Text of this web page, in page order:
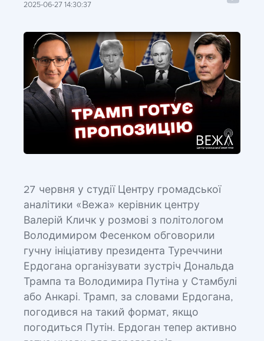
2025-06-27 14:30:37
27 червня у студії Центру громадської
аналітики «Вежа» керівник центру
Валерій Кличк у розмові з політологом
Володимиром Фесенком обговорили
гучну ініціативу президента Туреччини
Ердогана організувати зустріч Дональда
Трампа та Володимира Путіна у Стамбулі
або Анкарі. Трамп, за словами Ердогана,
погодився на такий формат, якщо
погодиться Путін. Ердоган тепер активно